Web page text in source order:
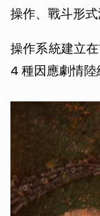
操作、戰斗形式
操作系統建立
4 種因應劇情陸